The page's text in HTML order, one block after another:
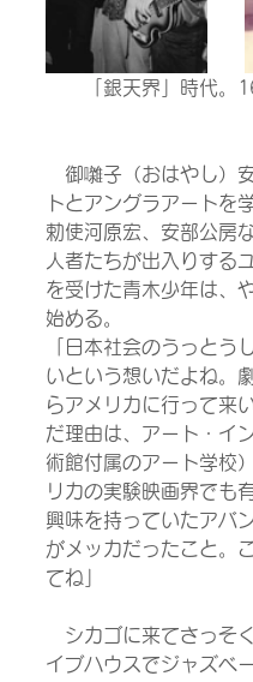
「銀天界」時代。
御囃子（おはやし）
トとアングラアートを
勅使河原宏、安部公房
人者たちが出入りする
を受けた青木少年は、
始める。
「日本社会のうっとう
いという想いだよね。
らアメリカに行って来
だ理由は、アート・イ
術館付属のアート学校
リカの実験映画界でも
興味を持っていたアバ
がメッカだったこと。
てね」
シカゴに来てさっそ
イブハウスでジャズベ